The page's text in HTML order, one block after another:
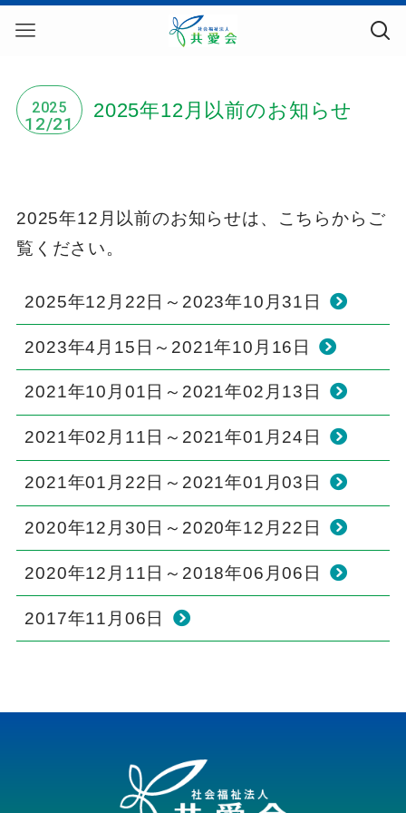
2025年12月以前のお知らせ
2025
12/21
2025年12月以前のお知らせは、こちらからご
覧ください。
2025年12月22日～2023年10月31日
2023年4月15日～2021年10月16日
2021年10月01日～2021年02月13日
2021年02月11日～2021年01月24日
2021年01月22日～2021年01月03日
2020年12月30日～2020年12月22日
2020年12月11日～2018年06月06日
2017年11月06日